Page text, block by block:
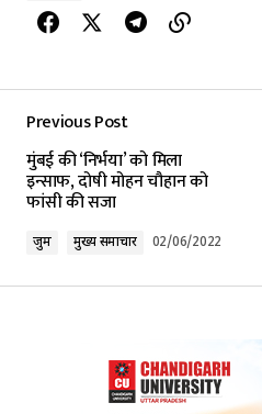
Previous Post
मुंबई की ‘निर्भया’ को मिला
इन्साफ, दोषी मोहन चौहान को
फांसी की सजा
जुर्म मुख्य समाचार 02/06/2022